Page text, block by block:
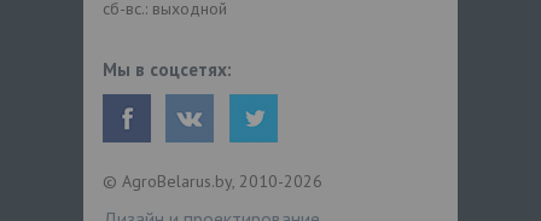
сб-вс.: выходной
Мы в соцсетях:
© AgroBelarus.by, 2010-2026